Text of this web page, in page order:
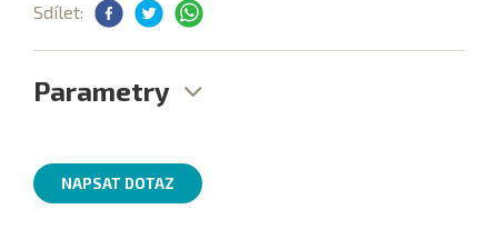
Sdílet:
Parametry
NAPSAT DOTAZ